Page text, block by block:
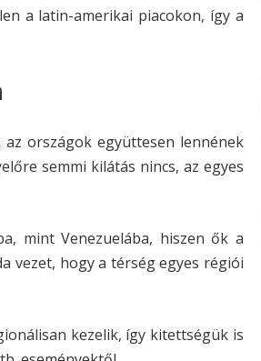
a latin-amerikai piacokon, így a
országok együttesen lennének
semmi kilátás nincs, az egyes
mint Venezuelába, hiszen ők a
vezet, hogy a térség egyes régiói
kezelik, így kitettségük is